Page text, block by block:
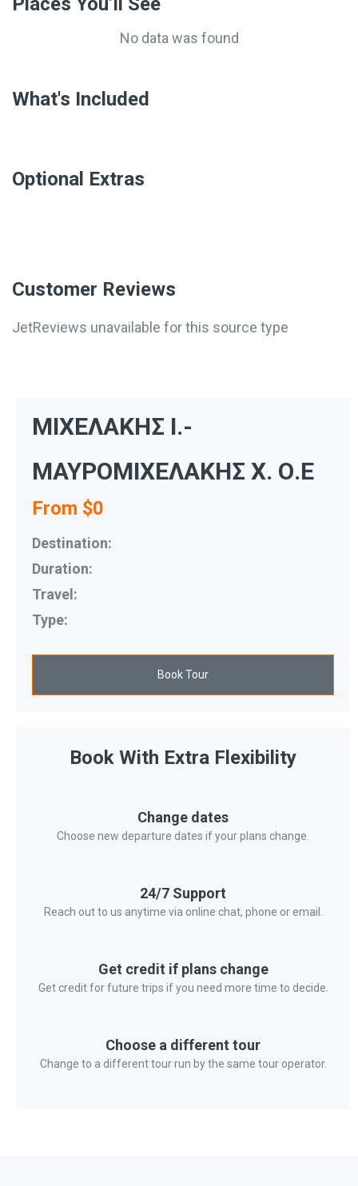
No data was found
What's Included
Optional Extras​
Customer Reviews
JetReviews unavailable for this source type
ΜΙΧΕΛΑΚΗΣ Ι.-
ΜΑΥΡΟΜΙΧΕΛΑΚΗΣ Χ. Ο.Ε
From $0
Destination:
Duration:
Travel:
Type:
Book Tour
Book With Extra Flexibility
Change dates
Choose new departure dates if your plans change.
24/7 Support
Reach out to us anytime via online chat, phone or email.
Get credit if plans change
Get credit for future trips if you need more time to decide.
Choose a different tour
Change to a different tour run by the same tour operator.